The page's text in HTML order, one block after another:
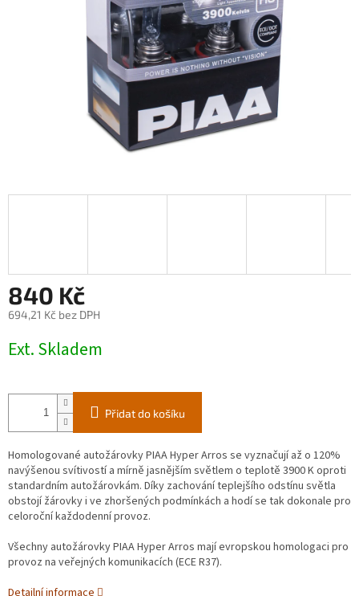
840 Kč
694,21 Kč bez DPH
cena:
Ext. Skladem
Přidat do košíku
Homologované autožárovky PIAA Hyper Arros se vyznačují až o 120%
navýšenou svítivostí a mírně jasnějším světlem o teplotě 3900 K oproti
standardním autožárovkám. Díky zachování teplejšího odstínu světla
obstojí žárovky i ve zhoršených podmínkách a hodí se tak dokonale pro
celoroční každodenní provoz.
Všechny autožárovky PIAA Hyper Arros mají evropskou homologaci pro
provoz na veřejných komunikacích (ECE R37).